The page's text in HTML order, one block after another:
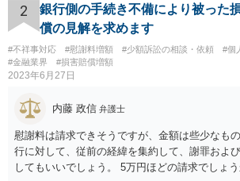
かもしれませんが、質問にわかりやすく答える
が答えになります。 補足でアドバイスしておき
てきたその内容をゆうちょ銀行にぶつければい
とも、ぶつけられたゆうちょ銀行があなたと契
ちょ銀行の自由です。
2
銀行側の手続き不備により被った
償の見解を求めます
#不祥事対応 #慰謝料増額 #少額訴訟の相談・依頼
#個
#金融業界
#損害賠償増額
2023年6月27日
内藤 政信 弁護士
慰謝料は請求できそうですが、金額は些少なも
行に対して、従前の経緯を集約して、謝罪およ
してもいいでしょう。 5万円ほどの請求でしょ